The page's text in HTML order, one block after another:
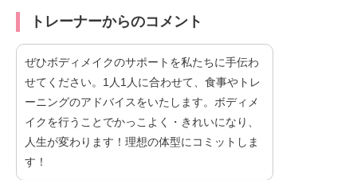
トレーナーからのコメント
ぜひボディメイクのサポートを私たちに手伝わ
せてください。1人1人に合わせて、食事やトレ
ーニングのアドバイスをいたします。ボディメ
イクを行うことでかっこよく・きれいになり、
人生が変わります！理想の体型にコミットしま
す！